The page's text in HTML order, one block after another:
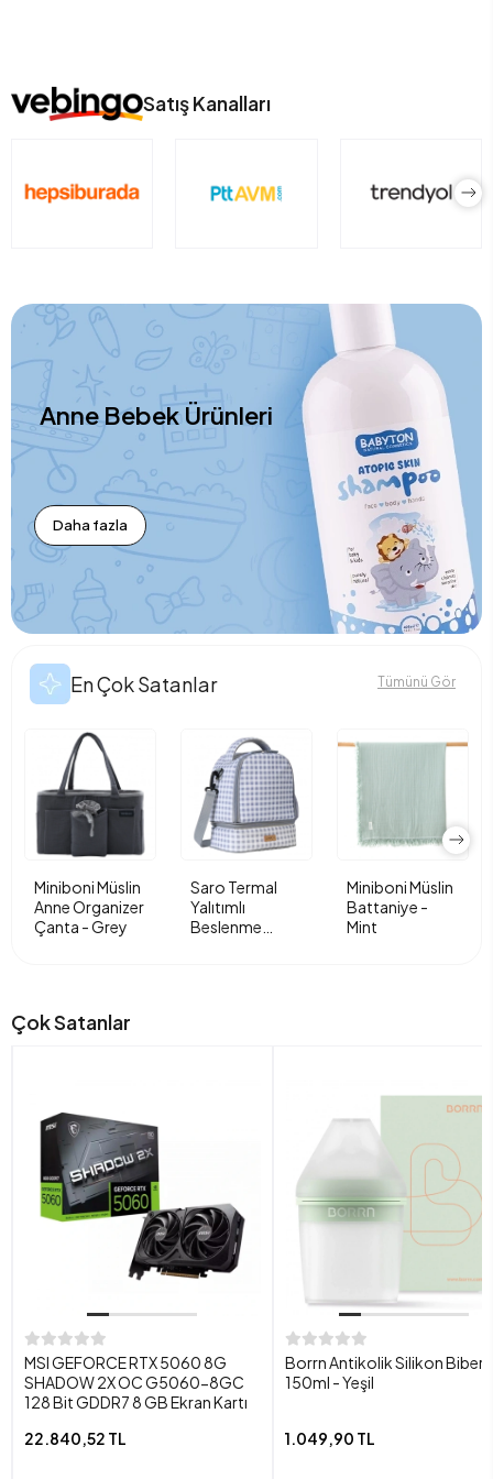
Satış Kanalları
Anne Bebek Ürünleri
Daha fazla
En Çok Satanlar Tümünü Gör
Miniboni Müslin
Anne Organizer
Çanta - Grey
Saro Termal
Yalıtımlı
Beslenme
Miniboni Müslin
Battaniye -
Mint
Çok Satanlar
MSI GEFORCE RTX 5060 8G
SHADOW 2X OC G5060-8GC
128 Bit GDDR7 8 GB Ekran Kartı
22.840,52 TL
Borrn Antikolik Silikon
150ml - Yeşil
1.049,90 TL